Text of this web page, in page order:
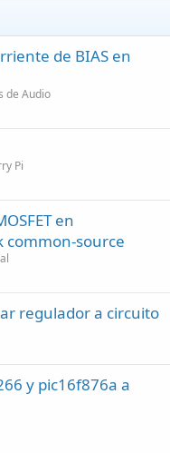
de BIAS en
de Audio
Pi
en
common-source
regulador a circuito
y pic16f876a a